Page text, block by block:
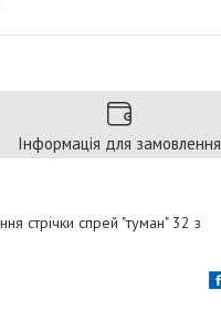
Інформація для замовлення
стрічки спрей "туман" 32 з